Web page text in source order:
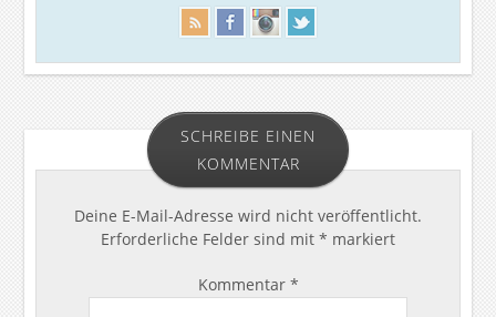
SCHREIBE EINEN
KOMMENTAR
Deine E-Mail-Adresse wird nicht veröffentlicht.
Erforderliche Felder sind mit * markiert
Kommentar *